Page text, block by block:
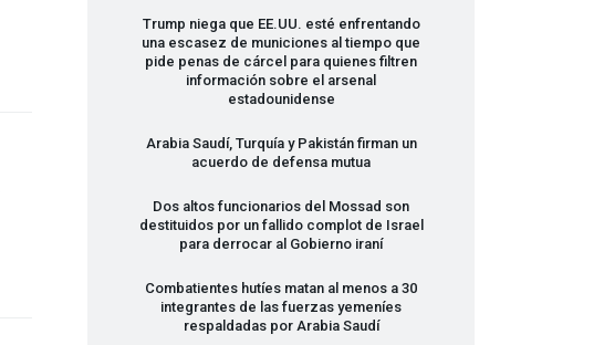
Trump niega que EE.UU. esté enfrentando
una escasez de municiones al tiempo que
pide penas de cárcel para quienes filtren
información sobre el arsenal
estadounidense
Arabia Saudí, Turquía y Pakistán firman un
acuerdo de defensa mutua
Dos altos funcionarios del Mossad son
destituidos por un fallido complot de Israel
para derrocar al Gobierno iraní
Combatientes hutíes matan al menos a 30
integrantes de las fuerzas yemeníes
respaldadas por Arabia Saudí